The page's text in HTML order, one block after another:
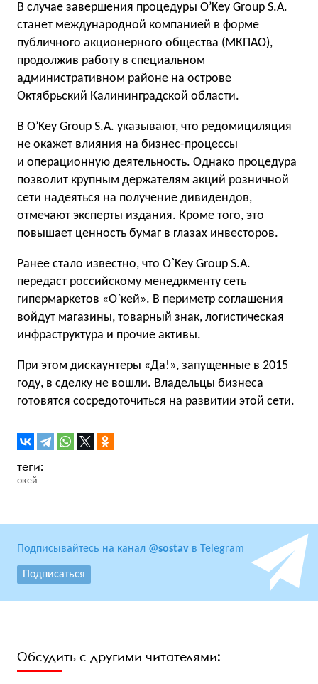
В случае завершения процедуры O’Key Group S.A.
станет международной компанией в форме
публичного акционерного общества (МКПАО),
продолжив работу в специальном
административном районе на острове
Октябрьский Калининградской области.
В O’Key Group S.A. указывают, что редомициляция
не окажет влияния на бизнес-процессы
и операционную деятельность. Однако процедура
позволит крупным держателям акций розничной
сети надеяться на получение дивидендов,
отмечают эксперты издания. Кроме того, это
повышает ценность бумаг в глазах инвесторов.
Ранее стало известно, что O`Key Group S.A.
передаст российскому менеджменту сеть
гипермаркетов «О`кей». В периметр соглашения
войдут магазины, товарный знак, логистическая
инфраструктура и прочие активы.
При этом дискаунтеры «Да!», запущенные в 2015
году, в сделку не вошли. Владельцы бизнеса
готовятся сосредоточиться на развитии этой сети.
окей
Подписывайтесь на канал @sostav в Telegram
Подписаться
Обсудить с другими читателями: